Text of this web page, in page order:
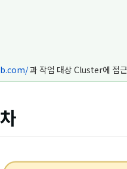
과 작업 대상 Cluster에 접